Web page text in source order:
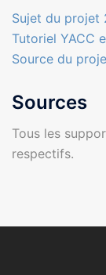
Sujet du projet
Tutoriel YACC
Source du
Sources
Tous les
respectifs.